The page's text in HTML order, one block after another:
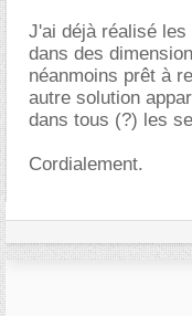
J'ai déjà réalisé les
dans des
néanmoins prêt à
autre solution
dans tous (?) les
Cordialement.